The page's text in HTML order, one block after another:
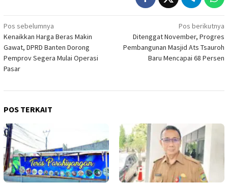
Navigasi
pos
Pos sebelumnya
Kenaikkan Harga Beras Makin
Gawat, DPRD Banten Dorong
Pemprov Segera Mulai Operasi
Pasar
Pos berikutnya
Ditenggat November, Progres
Pembangunan Masjid Ats Tsauroh
Baru Mencapai 68 Persen
POS TERKAIT